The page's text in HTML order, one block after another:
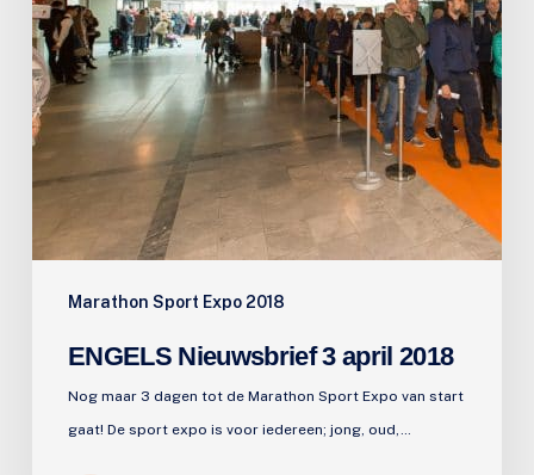
Marathon Sport Expo 2018
ENGELS Nieuwsbrief 3 april 2018
Nog maar 3 dagen tot de Marathon Sport Expo van start
gaat! De sport expo is voor iedereen; jong, oud,…